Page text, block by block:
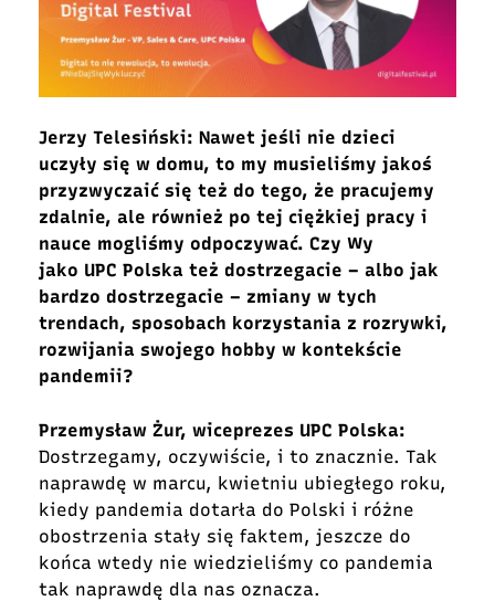
Jerzy Telesiński: Nawet jeśli nie dzieci
uczyły się w domu, to my musieliśmy jakoś
przyzwyczaić się też do tego, że pracujemy
zdalnie, ale również po tej ciężkiej pracy i
nauce mogliśmy odpoczywać. Czy Wy
jako UPC Polska też dostrzegacie – albo jak
bardzo dostrzegacie – zmiany w tych
trendach, sposobach korzystania z rozrywki,
rozwijania swojego hobby w kontekście
pandemii?
Przemysław Żur, wiceprezes UPC Polska:
Dostrzegamy, oczywiście, i to znacznie. Tak
naprawdę w marcu, kwietniu ubiegłego roku,
kiedy pandemia dotarła do Polski i różne
obostrzenia stały się faktem, jeszcze do
końca wtedy nie wiedzieliśmy co pandemia
tak naprawdę dla nas oznacza.